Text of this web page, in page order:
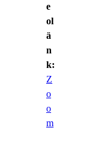
e
ol
ä
n
k:
Z
o
o
m